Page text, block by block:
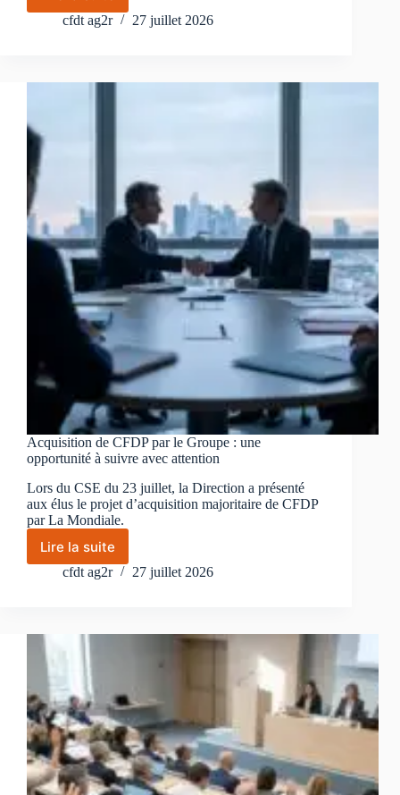
Egalité
la
cfdt ag2r 27 juillet 2026
Acquisition de CFDP par le Groupe : une
opportunité à suivre avec attention
Lors du CSE du 23 juillet, la Direction a présenté
aux élus le projet d’acquisition majoritaire de CFDP
par La Mondiale.
Lire la suite
Acquisition
de
Groupe
une
opportunité
à
suivre
avec
attention
cfdt ag2r 27 juillet 2026